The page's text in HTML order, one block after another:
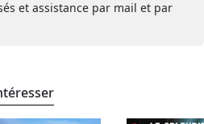
et assistance par mail et par